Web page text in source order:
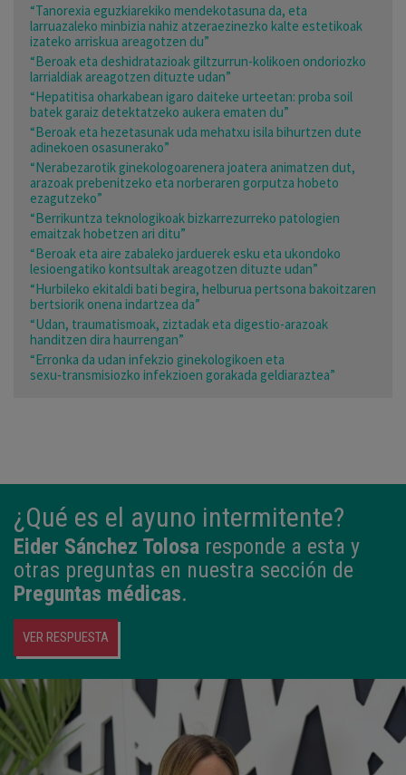
“Tanorexia eguzkiarekiko mendekotasuna da, eta
larruazaleko minbizia nahiz atzeraezinezko kalte estetikoak
izateko arriskua areagotzen du”
“Beroak eta deshidratazioak giltzurrun-kolikoen ondoriozko
larrialdiak areagotzen dituzte udan”
“Hepatitisa oharkabean igaro daiteke urteetan: proba soil
batek garaiz detektatzeko aukera ematen du”
“Beroak eta hezetasunak uda mehatxu isila bihurtzen dute
adinekoen osasunerako”
“Nerabezarotik ginekologoarenera joatera animatzen dut,
arazoak prebenitzeko eta norberaren gorputza hobeto
ezagutzeko”
“Berrikuntza teknologikoak bizkarrezurreko patologien
emaitzak hobetzen ari ditu”
“Beroak eta aire zabaleko jarduerek esku eta ukondoko
lesioengatiko kontsultak areagotzen dituzte udan”
“Hurbileko ekitaldi bati begira, helburua pertsona bakoitzaren
bertsiorik onena indartzea da”
“Udan, traumatismoak, ziztadak eta digestio-arazoak
handitzen dira haurrengan”
“Erronka da udan infekzio ginekologikoen eta
sexu‑transmisiozko infekzioen gorakada geldiaraztea”
¿Qué es el ayuno intermitente?
Eider Sánchez Tolosa responde a esta y
otras preguntas en nuestra sección de
Preguntas médicas.
VER RESPUESTA